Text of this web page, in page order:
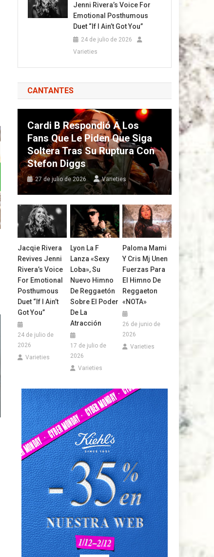
Jenni Rivera’s Voice For
Emotional Posthumous
Duet “If I Ain’t Got You”
24 de julio de 2026
Varieties
CANTANTES
Cardi B Respondió A Los
Fans Que Le Piden Que Siga
Soltera Tras Su Ruptura Con
Stefon Diggs
27 de julio de 2026 Varieties
Jacqie Rivera
Revives Jenni
Rivera’s Voice
For Emotional
Posthumous
Duet “If I Ain’t
Got You”
24 de julio de
2026
Varieties
Lyon La F
Lanza «Sexy
Loba», Su
Nuevo Himno
De Reggaetón
Sobre El Poder
De La
Atracción
17 de julio de
2026
Varieties
Paloma Mami
Y Cris Mj Unen
Fuerzas Para
El Himno De
Reggaeton
«NOTA»
26 de junio de
2026
Varieties